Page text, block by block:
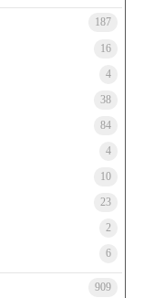
187
16
4
38
84
4
10
23
2
6
909